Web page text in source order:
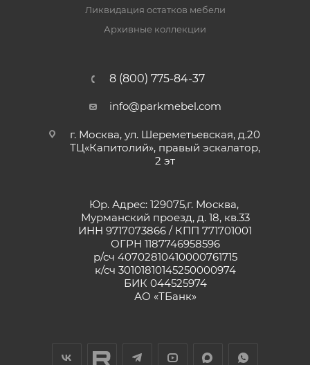
Ликвидация остатков мебели
Архивные коллекции
8 (800) 775-84-37
info@parkmebel.com
г. Москва, ул. Шереметьевская, д.20
ТЦ«Капитолий», правый эскалатор,
2 эт
Юр. Адрес: 129075,г. Москва,
Мурманский проезд, д. 18, кв.33
ИНН 9717073866 / КПП 771701001
ОГРН 1187746958596
р/сч 40702810410000761715
к/сч 30101810145250000974
БИК 044525974
АО «ТБанк»